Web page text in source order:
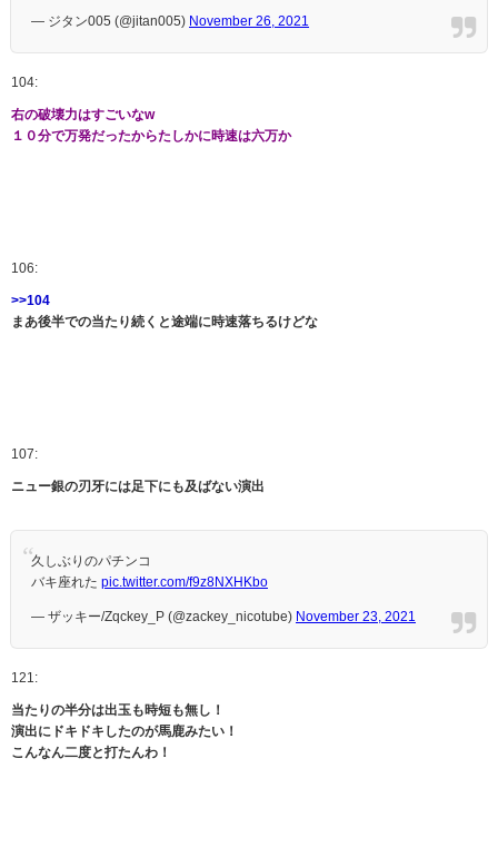
— ジタン005 (@jitan005) November 26, 2021
104:
右の破壊力はすごいなw
１０分で万発だったからたしかに時速は六万か
106:
>>104
まあ後半での当たり続くと途端に時速落ちるけどな
107:
ニュー銀の刃牙には足下にも及ばない演出
久しぶりのパチンコ
バキ座れた pic.twitter.com/f9z8NXHKbo
— ザッキー/Zqckey_P (@zackey_nicotube) November 23, 2021
121:
当たりの半分は出玉も時短も無し！
演出にドキドキしたのが馬鹿みたい！
こんなん二度と打たんわ！